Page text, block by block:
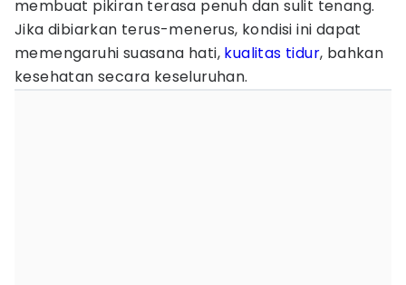
membuat pikiran terasa penuh dan sulit tenang.
Jika dibiarkan terus-menerus, kondisi ini dapat
memengaruhi suasana hati, kualitas tidur, bahkan
kesehatan secara keseluruhan.